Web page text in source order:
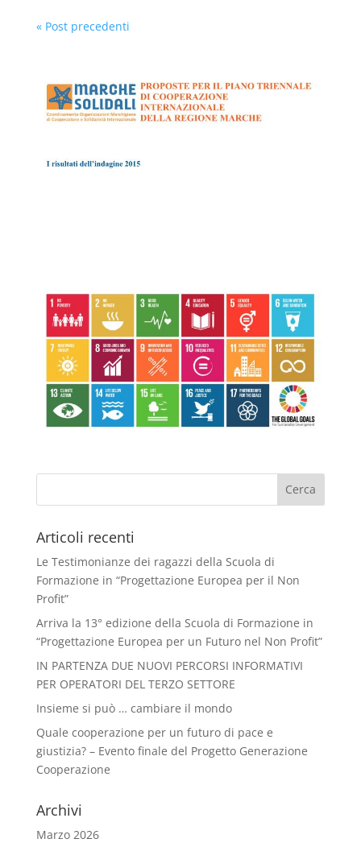
« Post precedenti
Articoli recenti
Le Testimonianze dei ragazzi della Scuola di
Formazione in “Progettazione Europea per il Non
Profit”
Arriva la 13° edizione della Scuola di Formazione in
“Progettazione Europea per un Futuro nel Non Profit”
IN PARTENZA DUE NUOVI PERCORSI INFORMATIVI
PER OPERATORI DEL TERZO SETTORE
Insieme si può … cambiare il mondo
Quale cooperazione per un futuro di pace e
giustizia? – Evento finale del Progetto Generazione
Cooperazione
Archivi
Marzo 2026